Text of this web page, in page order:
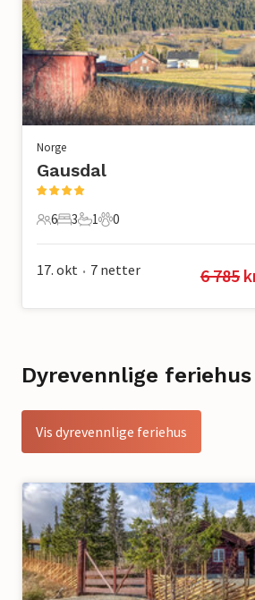
Norge
Gausdal
6 Gjester
6
3 Soverom
3
1 Bad
1
0 Kjæledyr
0
17. okt • 7 netter 6 785
Dyrevennlige
Vis dyrevennlige feriehus